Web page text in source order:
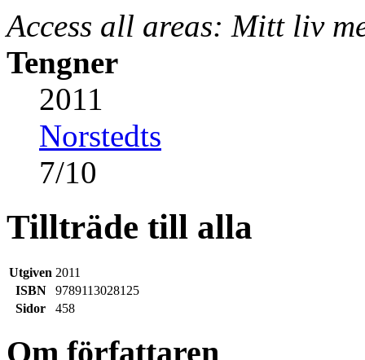
Access all areas: Mitt liv
Tengner
2011
Norstedts
7/10
Tillträde till alla
Utgiven 2011
ISBN
9789113028125
Sidor
458
Om författaren